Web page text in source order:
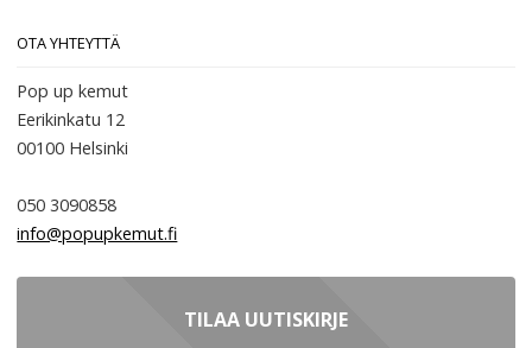
OTA YHTEYTTÄ
Pop up kemut
Eerikinkatu 12
00100 Helsinki
050 3090858
info@popupkemut.fi
TILAA UUTISKIRJE